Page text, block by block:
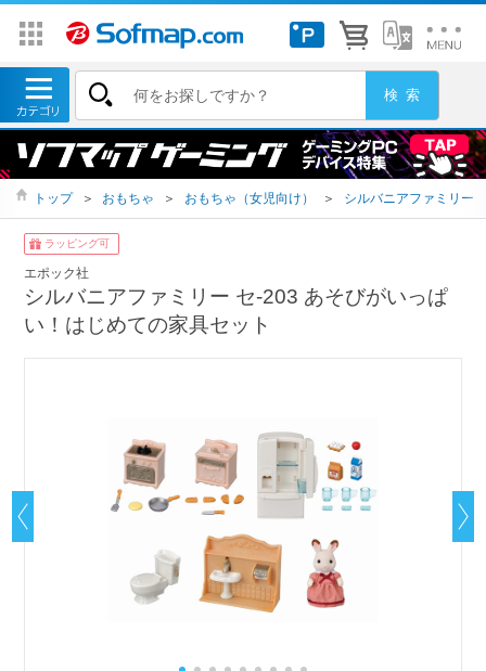
トップ ＞ おもちゃ ＞ おもちゃ（女児向け） ＞ シルバニアファミリー
ラッピング可
エポック社
シルバニアファミリー セ-203 あそびがいっぱ
い！はじめての家具セット